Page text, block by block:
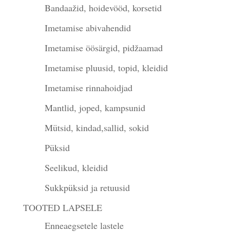
Bandaažid, hoidevööd, korsetid
Imetamise abivahendid
Imetamise öösärgid, pidžaamad
Imetamise pluusid, topid, kleidid
Imetamise rinnahoidjad
Mantlid, joped, kampsunid
Mütsid, kindad,sallid, sokid
Püksid
Seelikud, kleidid
Sukkpüksid ja retuusid
TOOTED LAPSELE
Enneaegsetele lastele